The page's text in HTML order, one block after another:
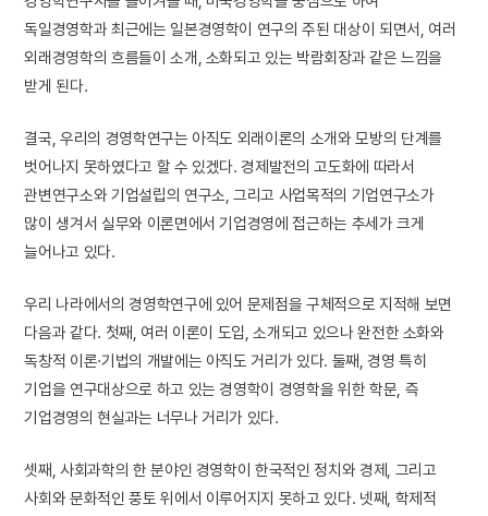
독일경영학과 최근에는 일본경영학이 연구의 주된 대상이 되면서, 여러
외래경영학의 흐름들이 소개, 소화되고 있는 박람회장과 같은 느낌을
받게 된다.
결국, 우리의 경영학연구는 아직도 외래이론의 소개와 모방의 단계를
벗어나지 못하였다고 할 수 있겠다. 경제발전의 고도화에 따라서
관변연구소와 기업설립의 연구소, 그리고 사업목적의 기업연구소가
많이 생겨서 실무와 이론면에서 기업경영에 접근하는 추세가 크게
늘어나고 있다.
우리 나라에서의 경영학연구에 있어 문제점을 구체적으로 지적해 보면
다음과 같다. 첫째, 여러 이론이 도입, 소개되고 있으나 완전한 소화와
독창적 이론·기법의 개발에는 아직도 거리가 있다. 둘째, 경영 특히
기업을 연구대상으로 하고 있는 경영학이 경영학을 위한 학문, 즉
기업경영의 현실과는 너무나 거리가 있다.
셋째, 사회과학의 한 분야인 경영학이 한국적인 정치와 경제, 그리고
사회와 문화적인 풍토 위에서 이루어지지 못하고 있다. 넷째, 학제적